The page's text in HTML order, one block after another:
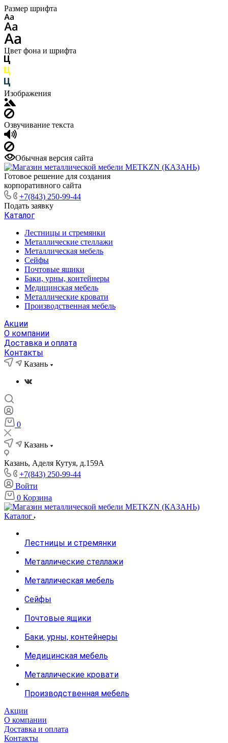
Размер шрифта
Цвет фона и шрифта
Изображения
Озвучивание текста
Обычная версия сайта
Готовое решение для создания
корпоративного сайта
+7(843) 250-99-44
Подать заявку
Каталог
Лестницы и стремянки
Металлические стеллажи
Металлическая мебель
Сейфы
Почтовые ящики
Баки, урны, контейнеры
Медицинская мебель
Металлические кровати
Производственная мебель
Акции
О компании
Доставка и оплата
Контакты
Казань
0
Казань
Казань, Аделя Кутуя, д.159А
+7(843) 250-99-44
Войти
0 Корзина
Каталог
Лестницы и стремянки
Металлические стеллажи
Металлическая мебель
Сейфы
Почтовые ящики
Баки, урны, контейнеры
Медицинская мебель
Металлические кровати
Производственная мебель
Акции
О компании
Доставка и оплата
Контакты